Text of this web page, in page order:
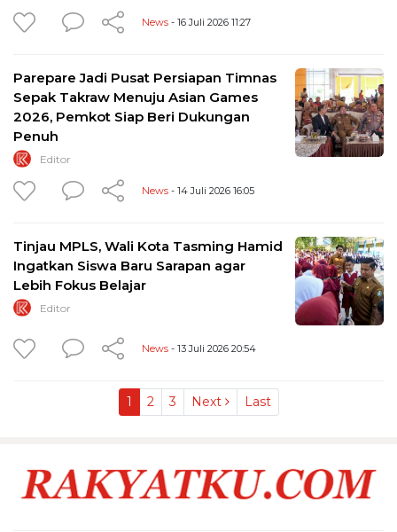
News - 16 Juli 2026 11:27
Parepare Jadi Pusat Persiapan Timnas
Sepak Takraw Menuju Asian Games
2026, Pemkot Siap Beri Dukungan
Penuh
Editor
News - 14 Juli 2026 16:05
Tinjau MPLS, Wali Kota Tasming Hamid
Ingatkan Siswa Baru Sarapan agar
Lebih Fokus Belajar
Editor
News - 13 Juli 2026 20:54
1 2 3 Next Last